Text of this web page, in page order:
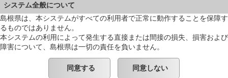
システム全般について
島根県は、本システムがすべての利用者で正常に動作することを保障す
るものではありません。
本システムの利用によって発生する直接または間接の損失、損害および
障害について、島根県は一切の責任を負いません。
同意する 同意しない